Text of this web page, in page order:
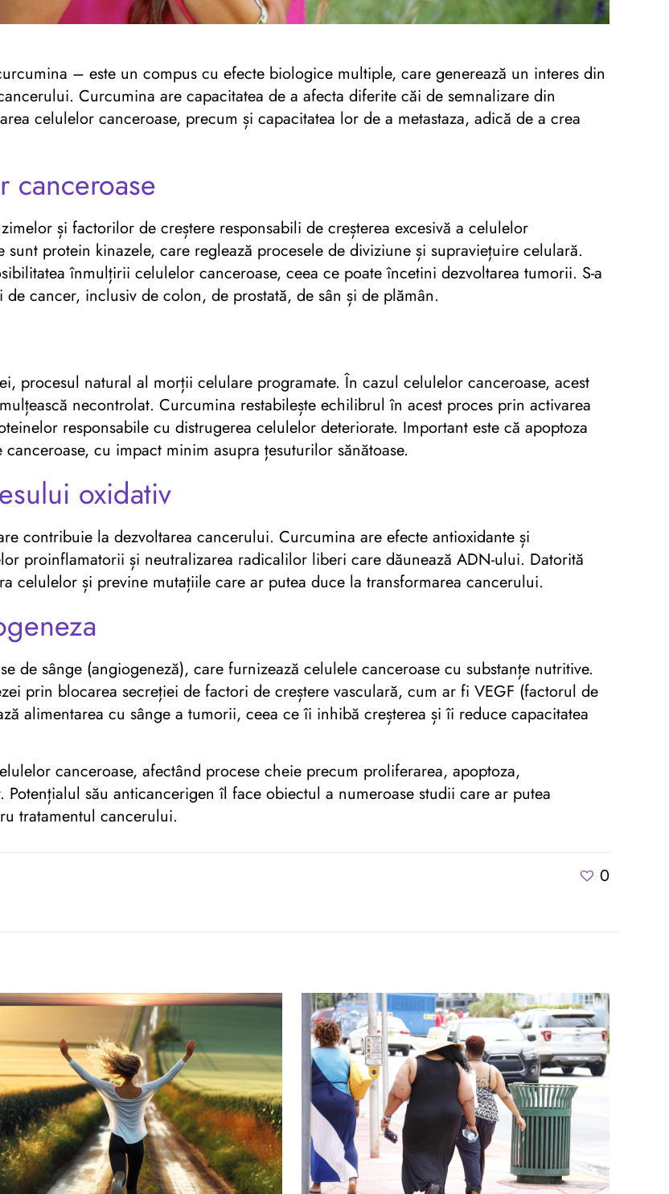
– este un compus cu efecte biologice multiple, care generează un interes din
Curcumina are capacitatea de a afecta diferite căi de semnalizare din
celulelor canceroase, precum și capacitatea lor de a metastaza, adică de a crea
canceroase
și factorilor de creștere responsabili de creșterea excesivă a celulelor
protein kinazele, care reglează procesele de diviziune și supraviețuire celulară.
înmulțirii celulelor canceroase, ceea ce poate încetini dezvoltarea tumorii. S-a
cancer, inclusiv de colon, de prostată, de sân și de plămân.
procesul natural al morții celulare programate. În cazul celulelor canceroase, acest
necontrolat. Curcumina restabilește echilibrul în acest proces prin activarea
responsabile cu distrugerea celulelor deteriorate. Important este că apoptoza
cu impact minim asupra țesuturilor sănătoase.
oxidativ
contribuie la dezvoltarea cancerului. Curcumina are efecte antioxidante și
proinflamatorii și neutralizarea radicalilor liberi care dăunează ADN-ului. Datorită
celulelor și previne mutațiile care ar putea duce la transformarea cancerului.
de sânge (angiogeneză), care furnizează celulele canceroase cu substanțe nutritive.
prin blocarea secreției de factori de creștere vasculară, cum ar fi VEGF (factorul de
alimentarea cu sânge a tumorii, ceea ce îi inhibă creșterea și îi reduce capacitatea
canceroase, afectând procese cheie precum proliferarea, apoptoza,
său anticancerigen îl face obiectul a numeroase studii care ar putea
tratamentul cancerului.
0